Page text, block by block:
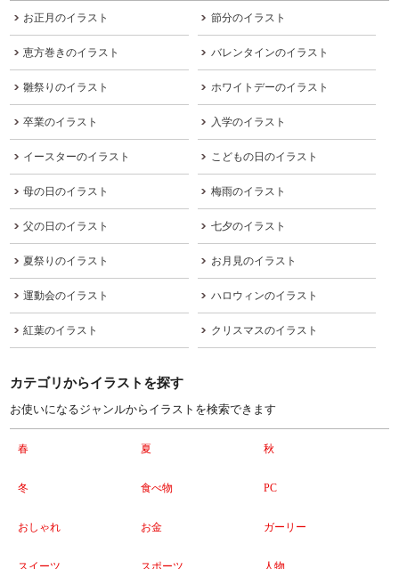
お正月のイラスト 節分のイラスト
恵方巻きのイラスト バレンタインのイラスト
雛祭りのイラスト ホワイトデーのイラスト
卒業のイラスト 入学のイラスト
イースターのイラスト こどもの日のイラスト
母の日のイラスト 梅雨のイラスト
父の日のイラスト 七夕のイラスト
夏祭りのイラスト お月見のイラスト
運動会のイラスト ハロウィンのイラスト
紅葉のイラスト クリスマスのイラスト
カテゴリからイラストを探す
お使いになるジャンルからイラストを検索できます
春 夏 秋
冬 食べ物 PC
おしゃれ お金 ガーリー
スイーツ スポーツ 人物